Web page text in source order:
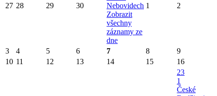
27 28 29 30
Nebovidech
Zobrazit
všechny
záznamy ze
dne
1 2
3 4 5 6 7 8
9
10 11 12 13 14 15 16
23
1
České